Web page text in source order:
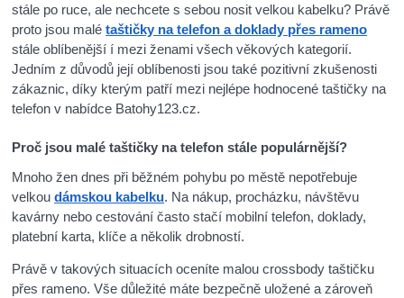
stále po ruce, ale nechcete s sebou nosit velkou kabelku? Právě
proto jsou malétaštičky na telefon a doklady přes rameno
stále oblíbenější í mezi ženami všech věkových kategorií.
Jedním z důvodů její oblíbenosti jsou také pozitivní zkušenosti
zákaznic, díky kterým patří mezi nejlépe hodnocené taštičky na
telefon v nabídce Batohy123.cz.
Proč jsou malé taštičky na telefon stále populárnější?
Mnoho žen dnes při běžném pohybu po městě nepotřebuje
velkoudámskou kabelku. Na nákup, procházku, návštěvu
kavárny nebo cestování často stačí mobilní telefon, doklady,
platební karta, klíče a několik drobností.
Právě v takových situacích oceníte malou crossbody taštičku
přes rameno. Vše důležité máte bezpečně uložené a zároveň